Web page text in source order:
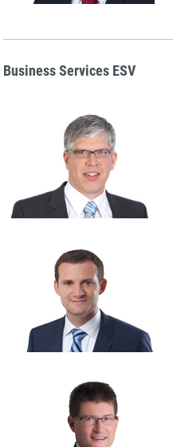
Business Services ESV